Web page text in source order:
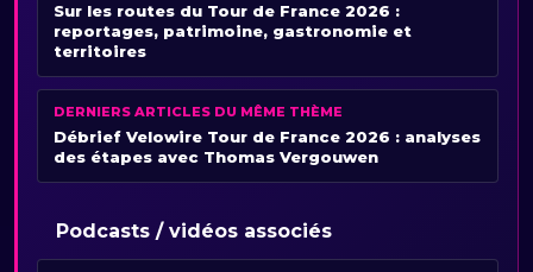
Sur les routes du Tour de France 2026 :
reportages, patrimoine, gastronomie et
territoires
DERNIERS ARTICLES DU MÊME THÈME
Débrief Velowire Tour de France 2026 : analyses
des étapes avec Thomas Vergouwen
Podcasts / vidéos associés